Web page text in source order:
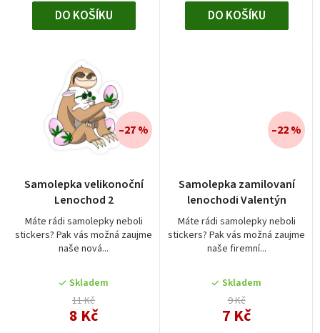
DO KOŠÍKU DO KOŠÍKU
Samolepka velikonoční
Lenochod 2
Máte rádi samolepky neboli
stickers? Pak vás možná zaujme
naše nová...
Skladem
11 Kč
8 Kč
–27 %
Samolepka zamilovaní
lenochodi Valentýn
Máte rádi samolepky neboli
stickers? Pak vás možná zaujme
naše firemní...
Skladem
9 Kč
7 Kč
–22 %